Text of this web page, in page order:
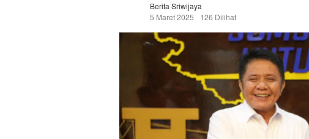
Berita Sriwijaya
5 Maret 2025
126 Dilihat